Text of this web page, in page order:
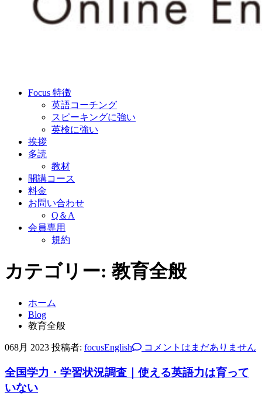
Focus 特徴
英語コーチング
スピーキングに強い
英検に強い
挨拶
多読
教材
開講コース
料金
お問い合わせ
Q＆A
会員専用
規約
カテゴリー: 教育全般
ホーム
Blog
教育全般
068月 2023 投稿者: focusEnglish コメントはまだありません
全国学力・学習状況調査｜使える英語力は育って
いない